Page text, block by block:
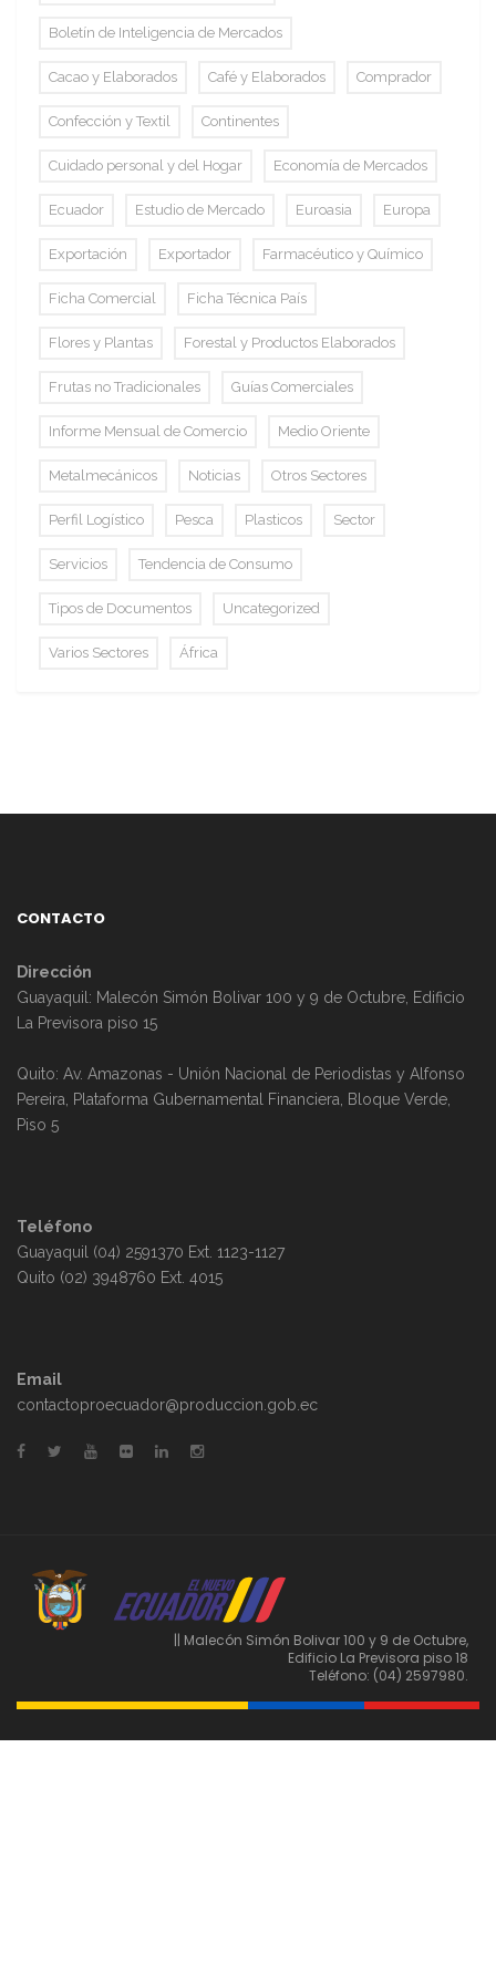
Boletín de Inteligencia de Mercados
Cacao y Elaborados Café y Elaborados Comprador
Confección y Textil Continentes
Cuidado personal y del Hogar Economía de Mercados
Ecuador Estudio de Mercado Euroasia Europa
Exportación Exportador Farmacéutico y Químico
Ficha Comercial Ficha Técnica País
Flores y Plantas Forestal y Productos Elaborados
Frutas no Tradicionales Guías Comerciales
Informe Mensual de Comercio Medio Oriente
Metalmecánicos Noticias Otros Sectores
Perfil Logístico Pesca Plasticos Sector
Servicios Tendencia de Consumo
Tipos de Documentos Uncategorized
Varios Sectores África
CONTACTO
Dirección
Guayaquil: Malecón Simón Bolivar 100 y 9 de Octubre, Edificio
La Previsora piso 15
Quito: Av. Amazonas - Unión Nacional de Periodistas y Alfonso
Pereira, Plataforma Gubernamental Financiera, Bloque Verde,
Piso 5
Teléfono
Guayaquil (04) 2591370 Ext. 1123-1127
Quito (02) 3948760 Ext. 4015
Email
contactoproecuador@produccion.gob.ec
|| Malecón Simón Bolivar 100 y 9 de Octubre,
Edificio La Previsora piso 18
Teléfono: (04) 2597980.